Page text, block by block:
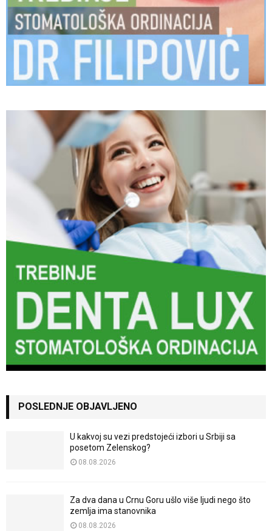
POSLEDNJE OBJAVLJENO
U kakvoj su vezi predstojeći izbori u Srbiji sa
posetom Zelenskog?
08.08.2026
Za dva dana u Crnu Goru ušlo više ljudi nego što
zemlja ima stanovnika
08.08.2026